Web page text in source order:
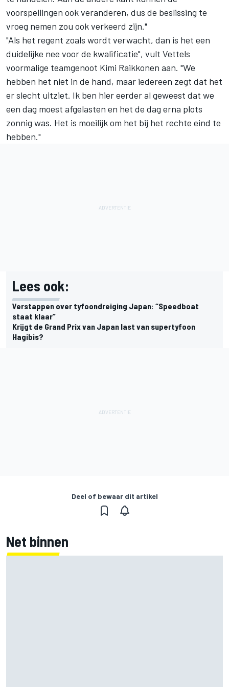
voorspellingen ook veranderen, dus de beslissing te
vroeg nemen zou ook verkeerd zijn."
"Als het regent zoals wordt verwacht, dan is het een
duidelijke nee voor de kwalificatie", vult Vettels
voormalige teamgenoot Kimi Raikkonen aan. "We
hebben het niet in de hand, maar iedereen zegt dat het
er slecht uitziet. Ik ben hier eerder al geweest dat we
een dag moest afgelasten en het de dag erna plots
zonnig was. Het is moeilijk om het bij het rechte eind te
hebben."
Lees ook:
Verstappen over tyfoondreiging Japan: “Speedboat
staat klaar”
Krijgt de Grand Prix van Japan last van supertyfoon
Hagibis?
Deel of bewaar dit artikel
Net binnen